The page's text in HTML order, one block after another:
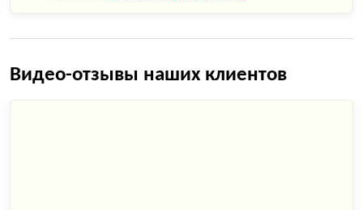
Видео-отзывы наших клиентов